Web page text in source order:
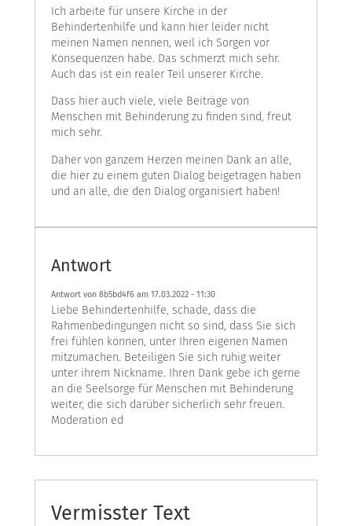
Ich arbeite für unsere Kirche in der
Behindertenhilfe und kann hier leider nicht
meinen Namen nennen, weil ich Sorgen vor
Konsequenzen habe. Das schmerzt mich sehr.
Auch das ist ein realer Teil unserer Kirche.
Dass hier auch viele, viele Beiträge von
Menschen mit Behinderung zu finden sind, freut
mich sehr.
Daher von ganzem Herzen meinen Dank an alle,
die hier zu einem guten Dialog beigetragen haben
und an alle, die den Dialog organisiert haben!
Antwort
Antwort von 8b5bd4f6 am 17.03.2022 - 11:30
Liebe Behindertenhilfe, schade, dass die
Rahmenbedingungen nicht so sind, dass Sie sich
frei fühlen können, unter Ihren eigenen Namen
mitzumachen. Beteiligen Sie sich ruhig weiter
unter ihrem Nickname. Ihren Dank gebe ich gerne
an die Seelsorge für Menschen mit Behinderung
weiter, die sich darüber sicherlich sehr freuen.
Moderation ed
Vermisster Text